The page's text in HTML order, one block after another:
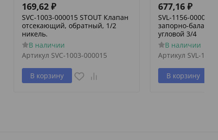
169,62 ₽
SVC-1003-000015 STOUT Клапан
отсекающий, обратный, 1/2
никель.
В наличии
Артикул SVC-1003-000015
В корзину
677,16 ₽
SVL-1156-000020
запорно-
угловой 3/4
В наличии
Артикул SVL-
В корзину